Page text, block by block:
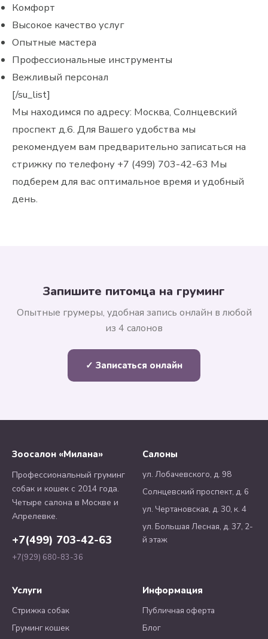
Комфорт
Высокое качество услуг
Опытные мастера
Профессиональные инструменты
Вежливый персонал
[/su_list]
Мы находимся по адресу: Москва, Солнцевский
проспект д.6. Для Вашего удобства мы
рекомендуем вам предварительно записаться на
стрижку по телефону +7 (499) 703-42-63 Мы
подберем для вас оптимальное время и удобный
день.
Запишите питомца на груминг
Опытные грумеры, удобная запись онлайн в любой
из 4 салонов
✓ Записаться онлайн
Зоосалон «Милана»
Профессиональный груминг
собак и кошек с 2014 года.
Четыре салона в Москве и
Апрелевке.
+7(499) 703-42-63
+7(929) 680-83-36
Салоны
ул. Лобачевского, д. 98
Солнцевский проспект, д. 6
ул. Чертановская, д. 30, к. 4
ул. Большая Лесная, д. 37, 2-
й этаж
Услуги
Стрижка собак
Груминг кошек
Информация
Публичная оферта
Блог